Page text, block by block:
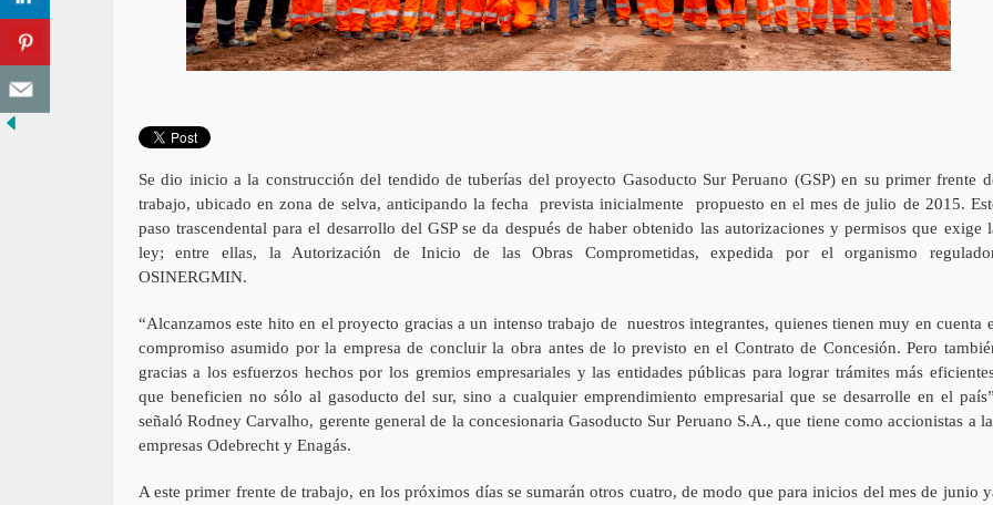
Se dio inicio a la construcción del tendido de tuberías del proyecto Gasoducto Sur Peruano (GSP) en su primer frente
trabajo, ubicado en zona de selva, anticipando la fecha prevista inicialmente propuesto en el mes de julio de 2015.
paso trascendental para el desarrollo del GSP se da después de haber obtenido las autorizaciones y permisos que exige
ley; entre ellas, la Autorización de Inicio de las Obras Comprometidas, expedida por el organismo
OSINERGMIN.
“Alcanzamos este hito en el proyecto gracias a un intenso trabajo de nuestros integrantes, quienes tienen muy en cuenta
compromiso asumido por la empresa de concluir la obra antes de lo previsto en el Contrato de Concesión. Pero
gracias a los esfuerzos hechos por los gremios empresariales y las entidades públicas para lograr trámites más
que beneficien no sólo al gasoducto del sur, sino a cualquier emprendimiento empresarial que se desarrolle en el
señaló Rodney Carvalho, gerente general de la concesionaria Gasoducto Sur Peruano S.A., que tiene como accionistas a
empresas Odebrecht y Enagás.
A este primer frente de trabajo, en los próximos días se sumarán otros cuatro, de modo que para inicios del mes de junio